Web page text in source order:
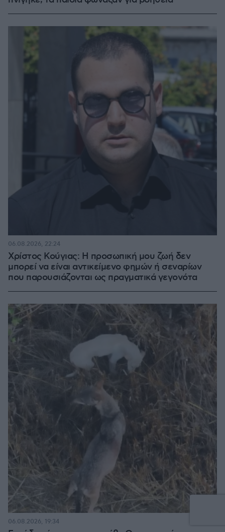
Χρίστος Κούγιας: Η προσωπική μου ζωή δεν
μπορεί να είναι αντικείμενο φημών ή σεναρίων
που παρουσιάζονται ως πραγματικά γεγονότα
06.08.2026, 22:24
06.08.2026, 19:34